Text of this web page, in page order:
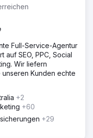
Full-Service-Agentur
auf SEO, PPC, Social
Wir liefern
Kunden echte
+2
+60
+29